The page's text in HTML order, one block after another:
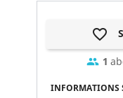
favorite_border
group 1
INFORMATIONS